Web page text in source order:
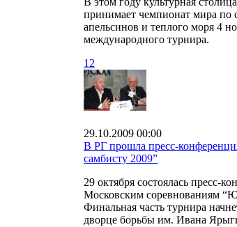
принимает чемпионат мира по
апельсинов и теплого моря 4
международного турнира.
12
29.10.2009 00:00
В РГ прошла пресс-
самбисту 2009”
29 октября состоялась пресс-
Московским соревнованиям
Финальная часть турнира
дворце борьбы им. Ивана